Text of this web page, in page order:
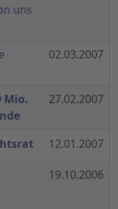
uns
02.03.2007
Mio.
27.02.2007
12.01.2007
19.10.2006